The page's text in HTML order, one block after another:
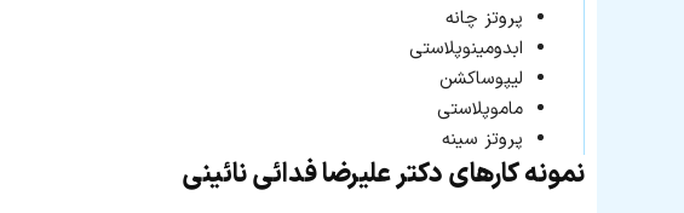
پروتز چانه
ابدومینوپلاستی
لیپوساکشن
ماموپلاستی
پروتز سینه
نمونه کارهای دکتر علیرضا فدائی نائینی